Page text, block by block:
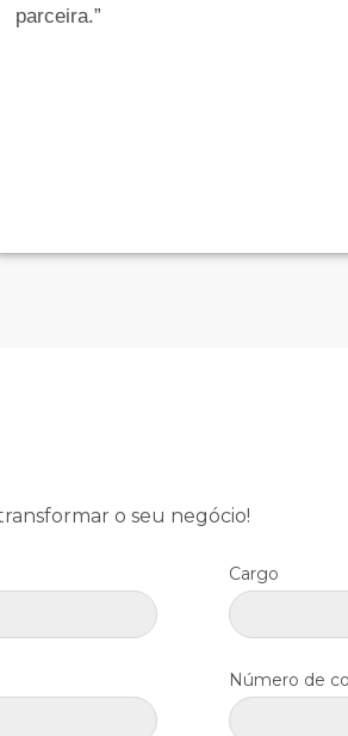
parceira.”
o seu negócio!
Cargo
Número de